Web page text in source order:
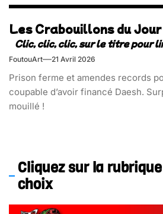
Les Crabouillons du Jour
FoutouArt 21 Avril 2026
Prison ferme et amendes records
coupable d’avoir financé Daesh.
mouillé !
Cliquez sur la
choix